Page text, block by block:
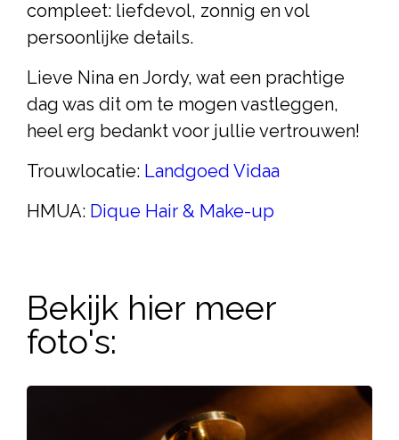
compleet: liefdevol, zonnig en vol
persoonlijke details.
Lieve Nina en Jordy, wat een prachtige
dag was dit om te mogen vastleggen,
heel erg bedankt voor jullie vertrouwen!
Trouwlocatie: Landgoed Vidaa
HMUA: Dique Hair & Make-up
Bekijk hier meer
foto's: